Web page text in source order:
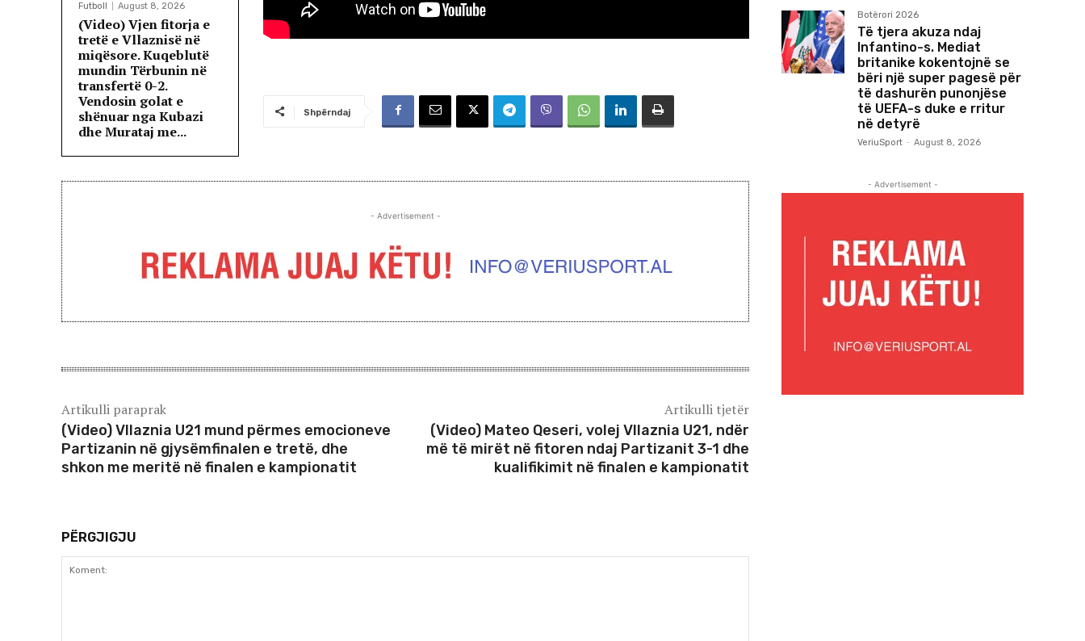
Futboll August 8, 2026
(Video) Vjen fitorja e
tretë e Vllaznisë në
miqësore. Kuqeblutë
mundin Tërbunin në
transfertë 0-2.
Vendosin golat e
shënuar nga Kubazi
dhe Murataj me...
Shpërndaj
- Advertisement -
Artikulli paraprak
(Video) Vllaznia U21 mund përmes emocioneve
Partizanin në gjysëmfinalen e tretë, dhe
shkon me meritë në finalen e kampionatit
Artikulli tjetër
(Video) Mateo Qeseri, volej Vllaznia U21, ndër
më të mirët në fitoren ndaj Partizanit 3-1 dhe
kualifikimit në finalen e kampionatit
PËRGJIGJU
Botërori 2026
Të tjera akuza ndaj
Infantino-s. Mediat
britanike kokentojnë se
bëri një super pagesë për
të dashurën punonjëse
të UEFA-s duke e rritur
në detyrë
VeriuSport - August 8, 2026
- Advertisement -